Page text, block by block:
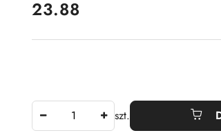
cena:
23.88
szt.